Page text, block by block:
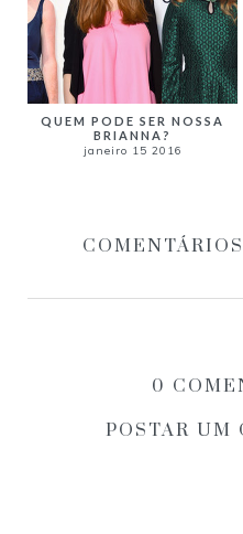
QUEM PODE SER NOSSA
BRIANNA?
janeiro 15 2016
0
POSTAR UM